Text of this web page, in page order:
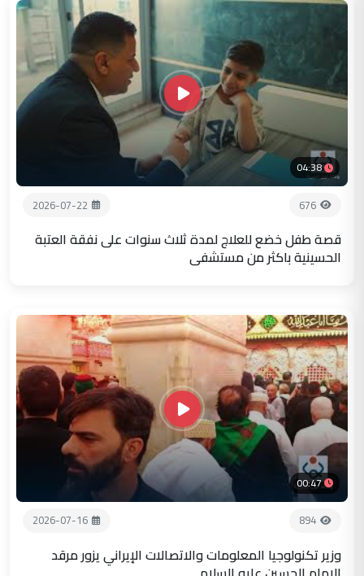
04:38
676
2026-07-22
قصة طفل خضع للعلاج لمدة ثلاث سنوات على نفقة العتبة
الحسينية باكثر من مستشفى
00:47
894
2026-07-16
وزير تكنولوجيا المعلومات والاتصالات الإيراني يزور مرقد